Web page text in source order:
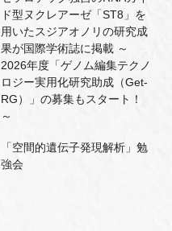
ド型ヌクレアーゼ「ST8」を
用いたスジアオノリの研究成
果が国際学術誌に掲載 ～
2026年度「ゲノム編集テクノ
ロジー実用化研究助成（Get-
RG）」の募集もスタート！
～
「空間的遺伝子発現解析」勉
強会